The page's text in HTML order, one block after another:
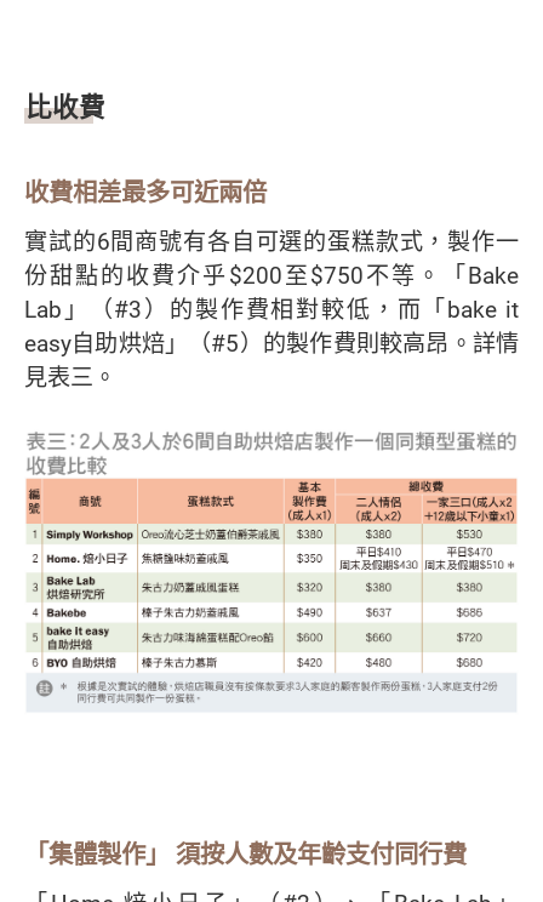
比收費
收費相差最多可近兩倍
實試的6間商號有各自可選的蛋糕款式，製作一
份甜點的收費介乎$200至$750不等。「Bake
Lab」（#3）的製作費相對較低，而「bake it
easy自助烘焙」（#5）的製作費則較高昂。詳情
見表三。
「集體製作」 須按人數及年齡支付同行費